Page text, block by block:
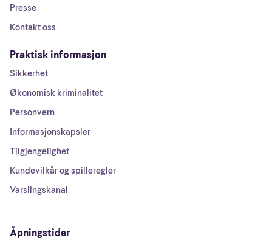
Presse
Kontakt oss
Praktisk informasjon
Sikkerhet
Økonomisk kriminalitet
Personvern
Informasjonskapsler
Tilgjengelighet
Kundevilkår og spilleregler
Varslingskanal
Åpningstider